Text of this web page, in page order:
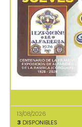
13/08/2026
3 DISPONIBLES